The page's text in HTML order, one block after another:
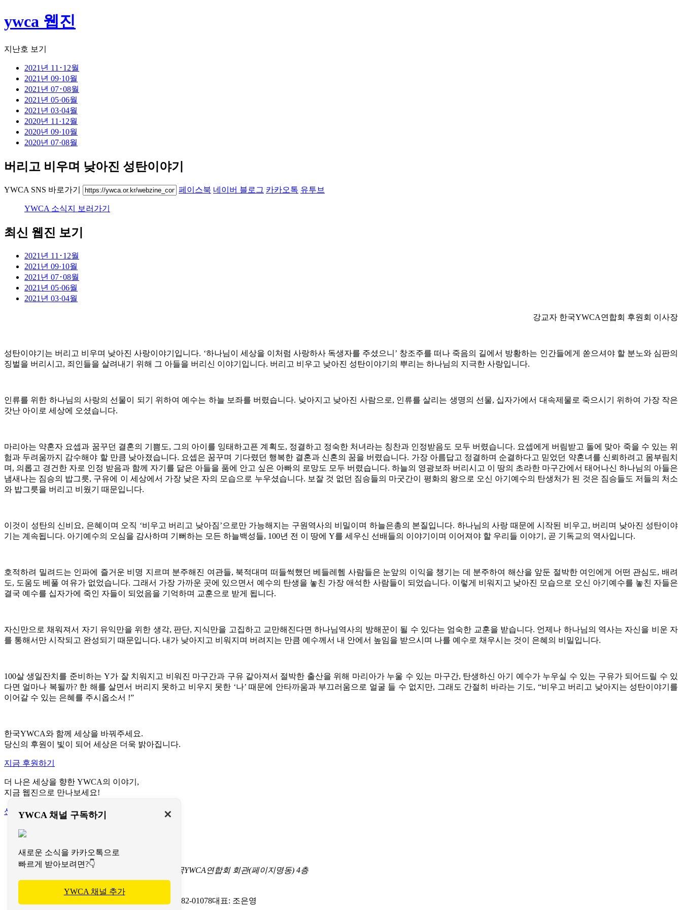
ywca 웹진
지난호 보기
2021년 11･12월
2021년 09·10월
2021년 07･08월
2021년 05·06월
2021년 03·04월
2020년 11·12월
2020년 09·10월
2020년 07·08월
버리고 비우며 낮아진 성탄이야기
YWCA SNS 바로가기 페이스북 네이버 블로그 카카오톡 유투브
YWCA 소식지 보러가기
최신 웹진 보기
2021년 11･12월
2021년 09·10월
2021년 07･08월
2021년 05·06월
2021년 03·04월
강교자 한국YWCA연합회 후원회 이사장
성탄이야기는 버리고 비우며 낮아진 사랑이야기입니다. ‘하나님이 세상을 이처럼 사랑하사 독생자를 주셨으니’ 창조주를 떠나 죽음의 길에서 방황하는 인간들에게 쏟으셔야 할 분노와 심판의
징벌을 버리시고, 죄인들을 살려내기 위해 그 아들을 버리신 이야기입니다. 버리고 비우고 낮아진 성탄이야기의 뿌리는 하나님의 지극한 사랑입니다.
인류를 위한 하나님의 사랑의 선물이 되기 위하여 예수는 하늘 보좌를 버렸습니다. 낮아지고 낮아진 사람으로, 인류를 살리는 생명의 선물, 십자가에서 대속제물로 죽으시기 위하여 가장 작은
갓난 아이로 세상에 오셨습니다.
마리아는 약혼자 요셉과 꿈꾸던 결혼의 기쁨도, 그의 아이를 잉태하고픈 계획도, 정결하고 정숙한 처녀라는 칭찬과 인정받음도 모두 버렸습니다. 요셉에게 버림받고 돌에 맞아 죽을 수 있는 위
험과 두려움까지 감수해야 할 만큼 낮아졌습니다. 요셉은 꿈꾸며 기다렸던 행복한 결혼과 신혼의 꿈을 버렸습니다. 가장 아름답고 정결하며 순결하다고 믿었던 약혼녀를 신뢰하려고 몸부림치
며, 의롭고 경건한 자로 인정 받음과 함께 자기를 닮은 아들을 품에 안고 싶은 아빠의 로망도 모두 버렸습니다. 하늘의 영광보좌 버리시고 이 땅의 초라한 마구간에서 태어나신 하나님의 아들은
냄새나는 짐승의 밥그릇, 구유에 이 세상에서 가장 낮은 자의 모습으로 누우셨습니다. 보잘 것 없던 짐승들의 마굿간이 평화의 왕으로 오신 아기예수의 탄생처가 된 것은 짐승들도 저들의 처소
와 밥그릇을 버리고 비웠기 때문입니다.
이것이 성탄의 신비요, 은혜이며 오직 ‘비우고 버리고 낮아짐’으로만 가능해지는 구원역사의 비밀이며 하늘은총의 본질입니다. 하나님의 사랑 때문에 시작된 비우고, 버리며 낮아진 성탄이야
기는 계속됩니다. 아기예수의 오심을 감사하며 기뻐하는 모든 하늘백성들, 100년 전 이 땅에 Y를 세우신 선배들의 이야기이며 이어져야 할 우리들 이야기, 곧 기독교의 역사입니다.
호적하려 밀려드는 인파에 즐거운 비명 지르며 분주해진 여관들, 북적대며 떠들썩했던 베들레헴 사람들은 눈앞의 이익을 챙기는 데 분주하여 해산을 앞둔 절박한 여인에게 어떤 관심도, 배려
도, 도움도 베풀 여유가 없었습니다. 그래서 가장 가까운 곳에 있으면서 예수의 탄생을 놓친 가장 애석한 사람들이 되었습니다. 이렇게 비워지고 낮아진 모습으로 오신 아기예수를 놓친 자들은
결국 예수를 십자가에 죽인 자들이 되었음을 기억하며 교훈으로 받게 됩니다.
자신만으로 채워져서 자기 유익만을 위한 생각, 판단, 지식만을 고집하고 교만해진다면 하나님역사의 방해꾼이 될 수 있다는 엄숙한 교훈을 받습니다. 언제나 하나님의 역사는 자신을 비운 자
를 통해서만 시작되고 완성되기 때문입니다. 내가 낮아지고 비워지며 버려지는 만큼 예수께서 내 안에서 높임을 받으시며 나를 예수로 채우시는 것이 은혜의 비밀입니다.
100살 생일잔치를 준비하는 Y가 잘 치워지고 비워진 마구간과 구유 같아져서 절박한 출산을 위해 마리아가 누울 수 있는 마구간, 탄생하신 아기 예수가 누우실 수 있는 구유가 되어드릴 수 있
다면 얼마나 복될까? 한 해를 살면서 버리지 못하고 비우지 못한 ‘나’ 때문에 안타까움과 부끄러움으로 얼굴 들 수 없지만, 그래도 간절히 바라는 기도, “비우고 버리고 낮아지는 성탄이야기를
이어갈 수 있는 은혜를 주시옵소서 !”
한국YWCA와 함께 세상을 바꿔주세요.
당신의 후원이 빛이 되어 세상은 더욱 밝아집니다.
지금 후원하기
더 나은 세상을 향한 YWCA의 이야기,
지금 웹진으로 만나보세요!
신청하기
이용약관
문의하기
서울특별시 중구 명동길 73
(명동1가 1-3) 한국YWCA연합회 회관(페이지명동) 4층
TEL 02-774-9702-7FAX 02-774-9724
이메일 koreaywca@ywca.or.kr
사업자등록번호: 201-82-01078대표: 조은영
✕
YWCA 채널 구독하기
새로운 소식을 카카오톡으로
빠르게 받아보려면?👇
YWCA 채널 추가